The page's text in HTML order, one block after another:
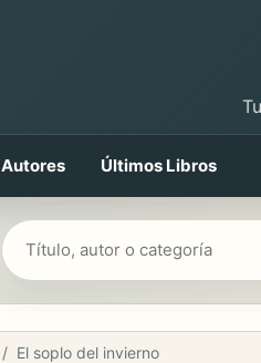
Autores Últimos Libros
Buscar libros
El soplo del invierno